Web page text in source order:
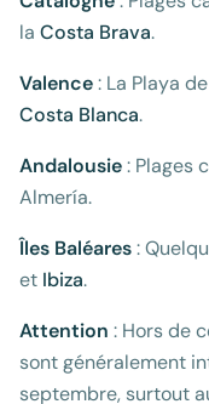
la Costa Brava.
Valence: La Playa
Costa Blanca.
Andalousie: Plages
Almería.
Îles Baléares:
et Ibiza.
Attention : Hors de
sont généralement
septembre, surtout